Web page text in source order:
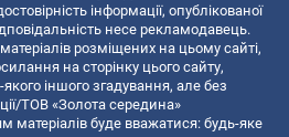
інформації, опублікованої
несе рекламодавець.
розміщених на цьому сайті,
на сторінку цього сайту,
іншого згадування, але без
ТОВ «Золота середина»
буде вважатися: будь-яке